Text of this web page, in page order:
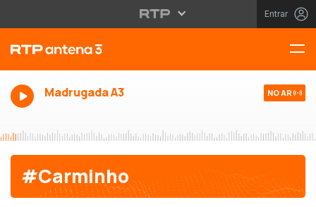
Entrar
Madrugada A3 NO AR
#Carminho